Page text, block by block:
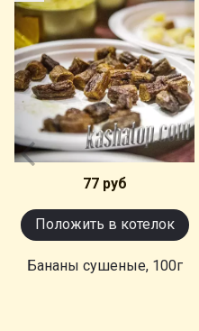
77 руб
Положить в котелок
Бананы сушеные, 100г